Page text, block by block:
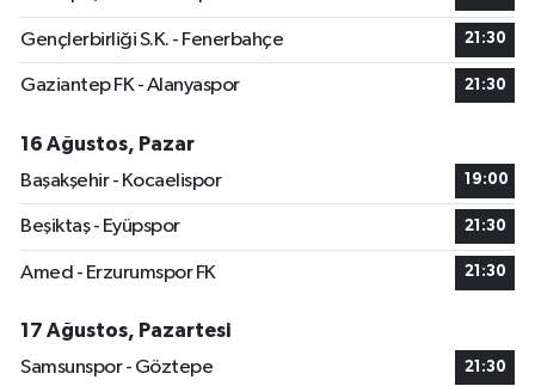
Gençlerbirliği S.K. - Fenerbahçe 21:30
Gaziantep FK - Alanyaspor 21:30
16 Ağustos, Pazar
Başakşehir - Kocaelispor
19:00
Beşiktaş - Eyüpspor 21:30
Amed - Erzurumspor FK 21:30
17 Ağustos, Pazartesi
Samsunspor - Göztepe
21:30